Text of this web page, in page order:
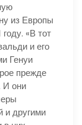
из Европы
«В тот
и его
Генуи
прежде
И они
и другими